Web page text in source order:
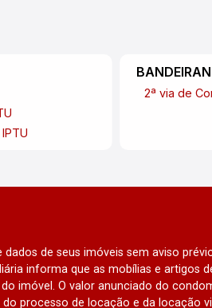
2ª via de
de seus imóveis sem aviso
informa que as mobílias e artigos
imóvel. O valor anunciado do
processo de locação e da locação